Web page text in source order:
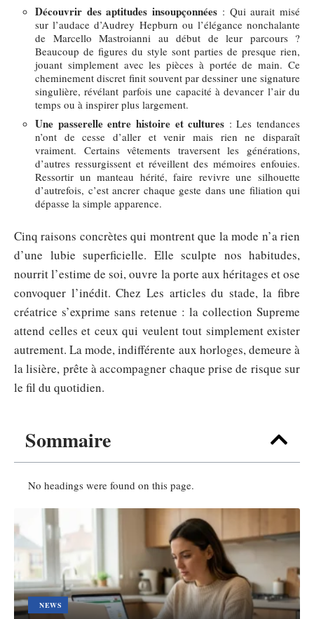
Sommaire
No headings were found on this page.
NEWS
Découvrir des aptitudes insoupçonnées : Qui aurait misé
sur l’audace d’Audrey Hepburn ou l’élégance nonchalante
de Marcello Mastroianni au début de leur parcours ?
Beaucoup de figures du style sont parties de presque rien,
jouant simplement avec les pièces à portée de main. Ce
cheminement discret finit souvent par dessiner une signature
singulière, révélant parfois une capacité à devancer l’air du
temps ou à inspirer plus largement.
Une passerelle entre histoire et cultures : Les tendances
n’ont de cesse d’aller et venir mais rien ne disparaît
vraiment. Certains vêtements traversent les générations,
d’autres ressurgissent et réveillent des mémoires enfouies.
Ressortir un manteau hérité, faire revivre une silhouette
d’autrefois, c’est ancrer chaque geste dans une filiation qui
dépasse la simple apparence.
Cinq raisons concrètes qui montrent que la mode n’a rien
d’une lubie superficielle. Elle sculpte nos habitudes,
nourrit l’estime de soi, ouvre la porte aux héritages et ose
convoquer l’inédit. Chez Les articles du stade, la fibre
créatrice s’exprime sans retenue : la collection Supreme
attend celles et ceux qui veulent tout simplement exister
autrement. La mode, indifférente aux horloges, demeure à
la lisière, prête à accompagner chaque prise de risque sur
le fil du quotidien.